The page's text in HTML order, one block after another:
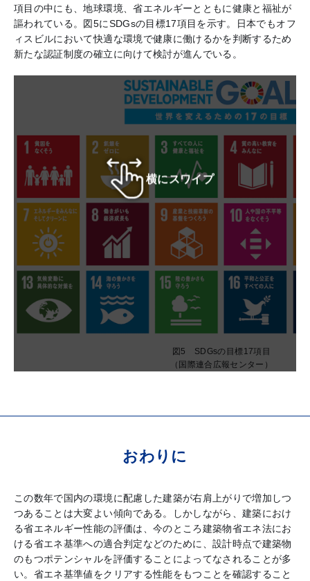
項目の中にも、地球環境、省エネルギーとともに健康と福祉が
謳われている。図5にSDGsの目標17項目を示す。日本でもオフ
ィスビルにおいて快適な環境で健康に働けるかを判断するため
新たな認証制度の確立に向けて検討が進んでいる。
図5 SDGsの目標17項目
（国際連合広報センター）
横にスワイプ
おわりに
この数年で国内の環境に配慮した建築が右肩上がりで増加しつ
つあることは大変よい傾向である。しかしながら、建築におけ
る省エネルギー性能の評価は、今のところ建築物省エネ法にお
ける省エネ基準への適合判定などのために、設計時点で建築物
のもつポテンシャルを評価することによってなされることが多
い。省エネ基準値をクリアする性能をもつことを確認すること